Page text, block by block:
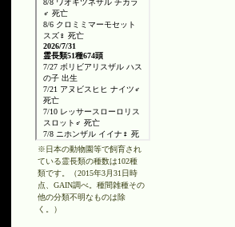
※日本の動物園等で飼育され
ている霊長類の種数は102種
類です。（2015年3月31日時
点、GAIN調べ。種間雑種その
他の分類不明なものは除
く。）